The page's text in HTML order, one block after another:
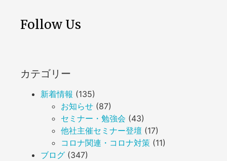
Follow Us
カテゴリー
新着情報 (135)
お知らせ (87)
セミナー・勉強会 (43)
他社主催セミナー登壇 (17)
コロナ関連・コロナ対策 (11)
ブログ (347)